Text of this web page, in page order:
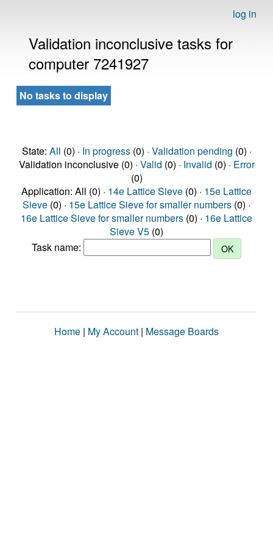
log in
Validation inconclusive tasks for
computer 7241927
No tasks to display
State: All (0) · In progress(0) · Validation pending (0) ·
Validation inconclusive (0) · Valid (0) · Invalid (0) · Error
(0)
Application: All (0) · 14e Lattice Sieve (0) · 15e Lattice
Sieve (0) · 15e Lattice Sieve for smaller numbers (0) ·
16e Lattice Sieve for smaller numbers (0) · 16e Lattice
Sieve V5 (0)
Task name:
Home | My Account | Message Boards